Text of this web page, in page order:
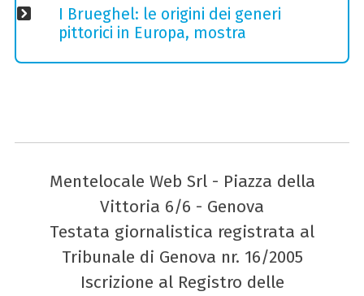
I Brueghel: le origini dei generi
pittorici in Europa, mostra
Mentelocale Web Srl - Piazza della
Vittoria 6/6 - Genova
Testata giornalistica registrata al
Tribunale di Genova nr. 16/2005
Iscrizione al Registro delle